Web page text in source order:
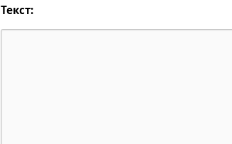
Текст: